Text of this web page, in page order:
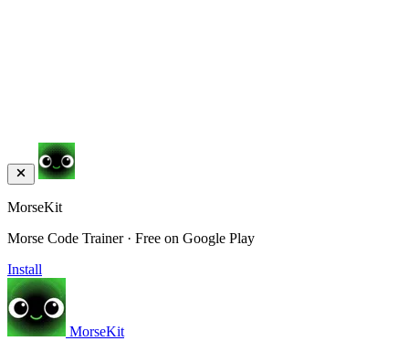
MorseKit
Morse Code Trainer · Free on Google Play
Install
MorseKit